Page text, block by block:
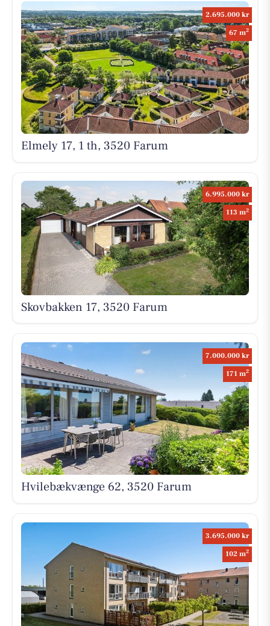
2.695.000 kr
67 m2
Elmely 17, 1 th, 3520 Farum
6.995.000 kr
113 m2
Skovbakken 17, 3520 Farum
7.000.000 kr
171 m2
Hvilebækvænge 62, 3520 Farum
3.695.000 kr
102 m2